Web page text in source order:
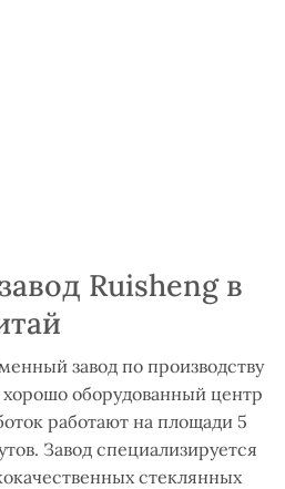
Ruisheng в
завод по производству
оборудованный центр
работают на площади 5
Завод специализируется
стеклянных